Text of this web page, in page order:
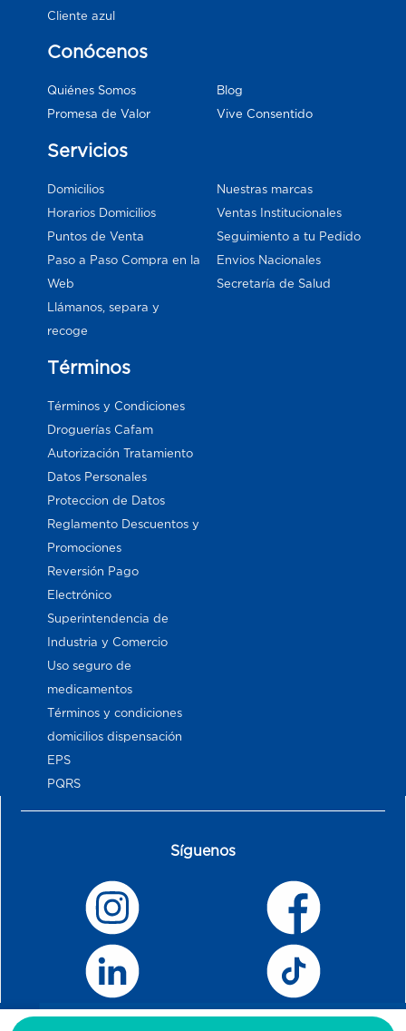
Cliente azul
Conócenos
Quiénes Somos
Promesa de Valor
Blog
Vive Consentido
Servicios
Domicilios
Horarios Domicilios
Puntos de Venta
Paso a Paso Compra en la
Web
Llámanos, separa y
recoge
Nuestras marcas
Ventas Institucionales
Seguimiento a tu Pedido
Envios Nacionales
Secretaría de Salud
Términos
Términos y Condiciones
Droguerías Cafam
Autorización Tratamiento
Datos Personales
Proteccion de Datos
Reglamento Descuentos y
Promociones
Reversión Pago
Electrónico
Superintendencia de
Industria y Comercio
Uso seguro de
medicamentos
Términos y condiciones
domicilios dispensación
EPS
PQRS
Síguenos